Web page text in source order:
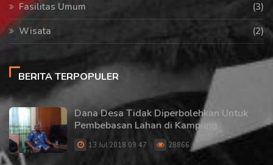
Fasilitas Umum
(3)
Wisata
(2)
BERITA TERPOPULER
Dana Desa Tidak Diperbolehkan Untuk
Pembebasan Lahan di Kampung
13 Jul 2018 09:47 28866